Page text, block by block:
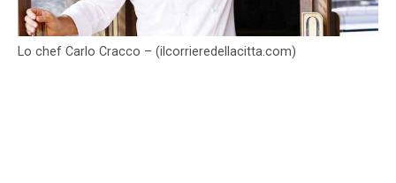
Lo chef Carlo Cracco – (ilcorrieredellacitta.com)